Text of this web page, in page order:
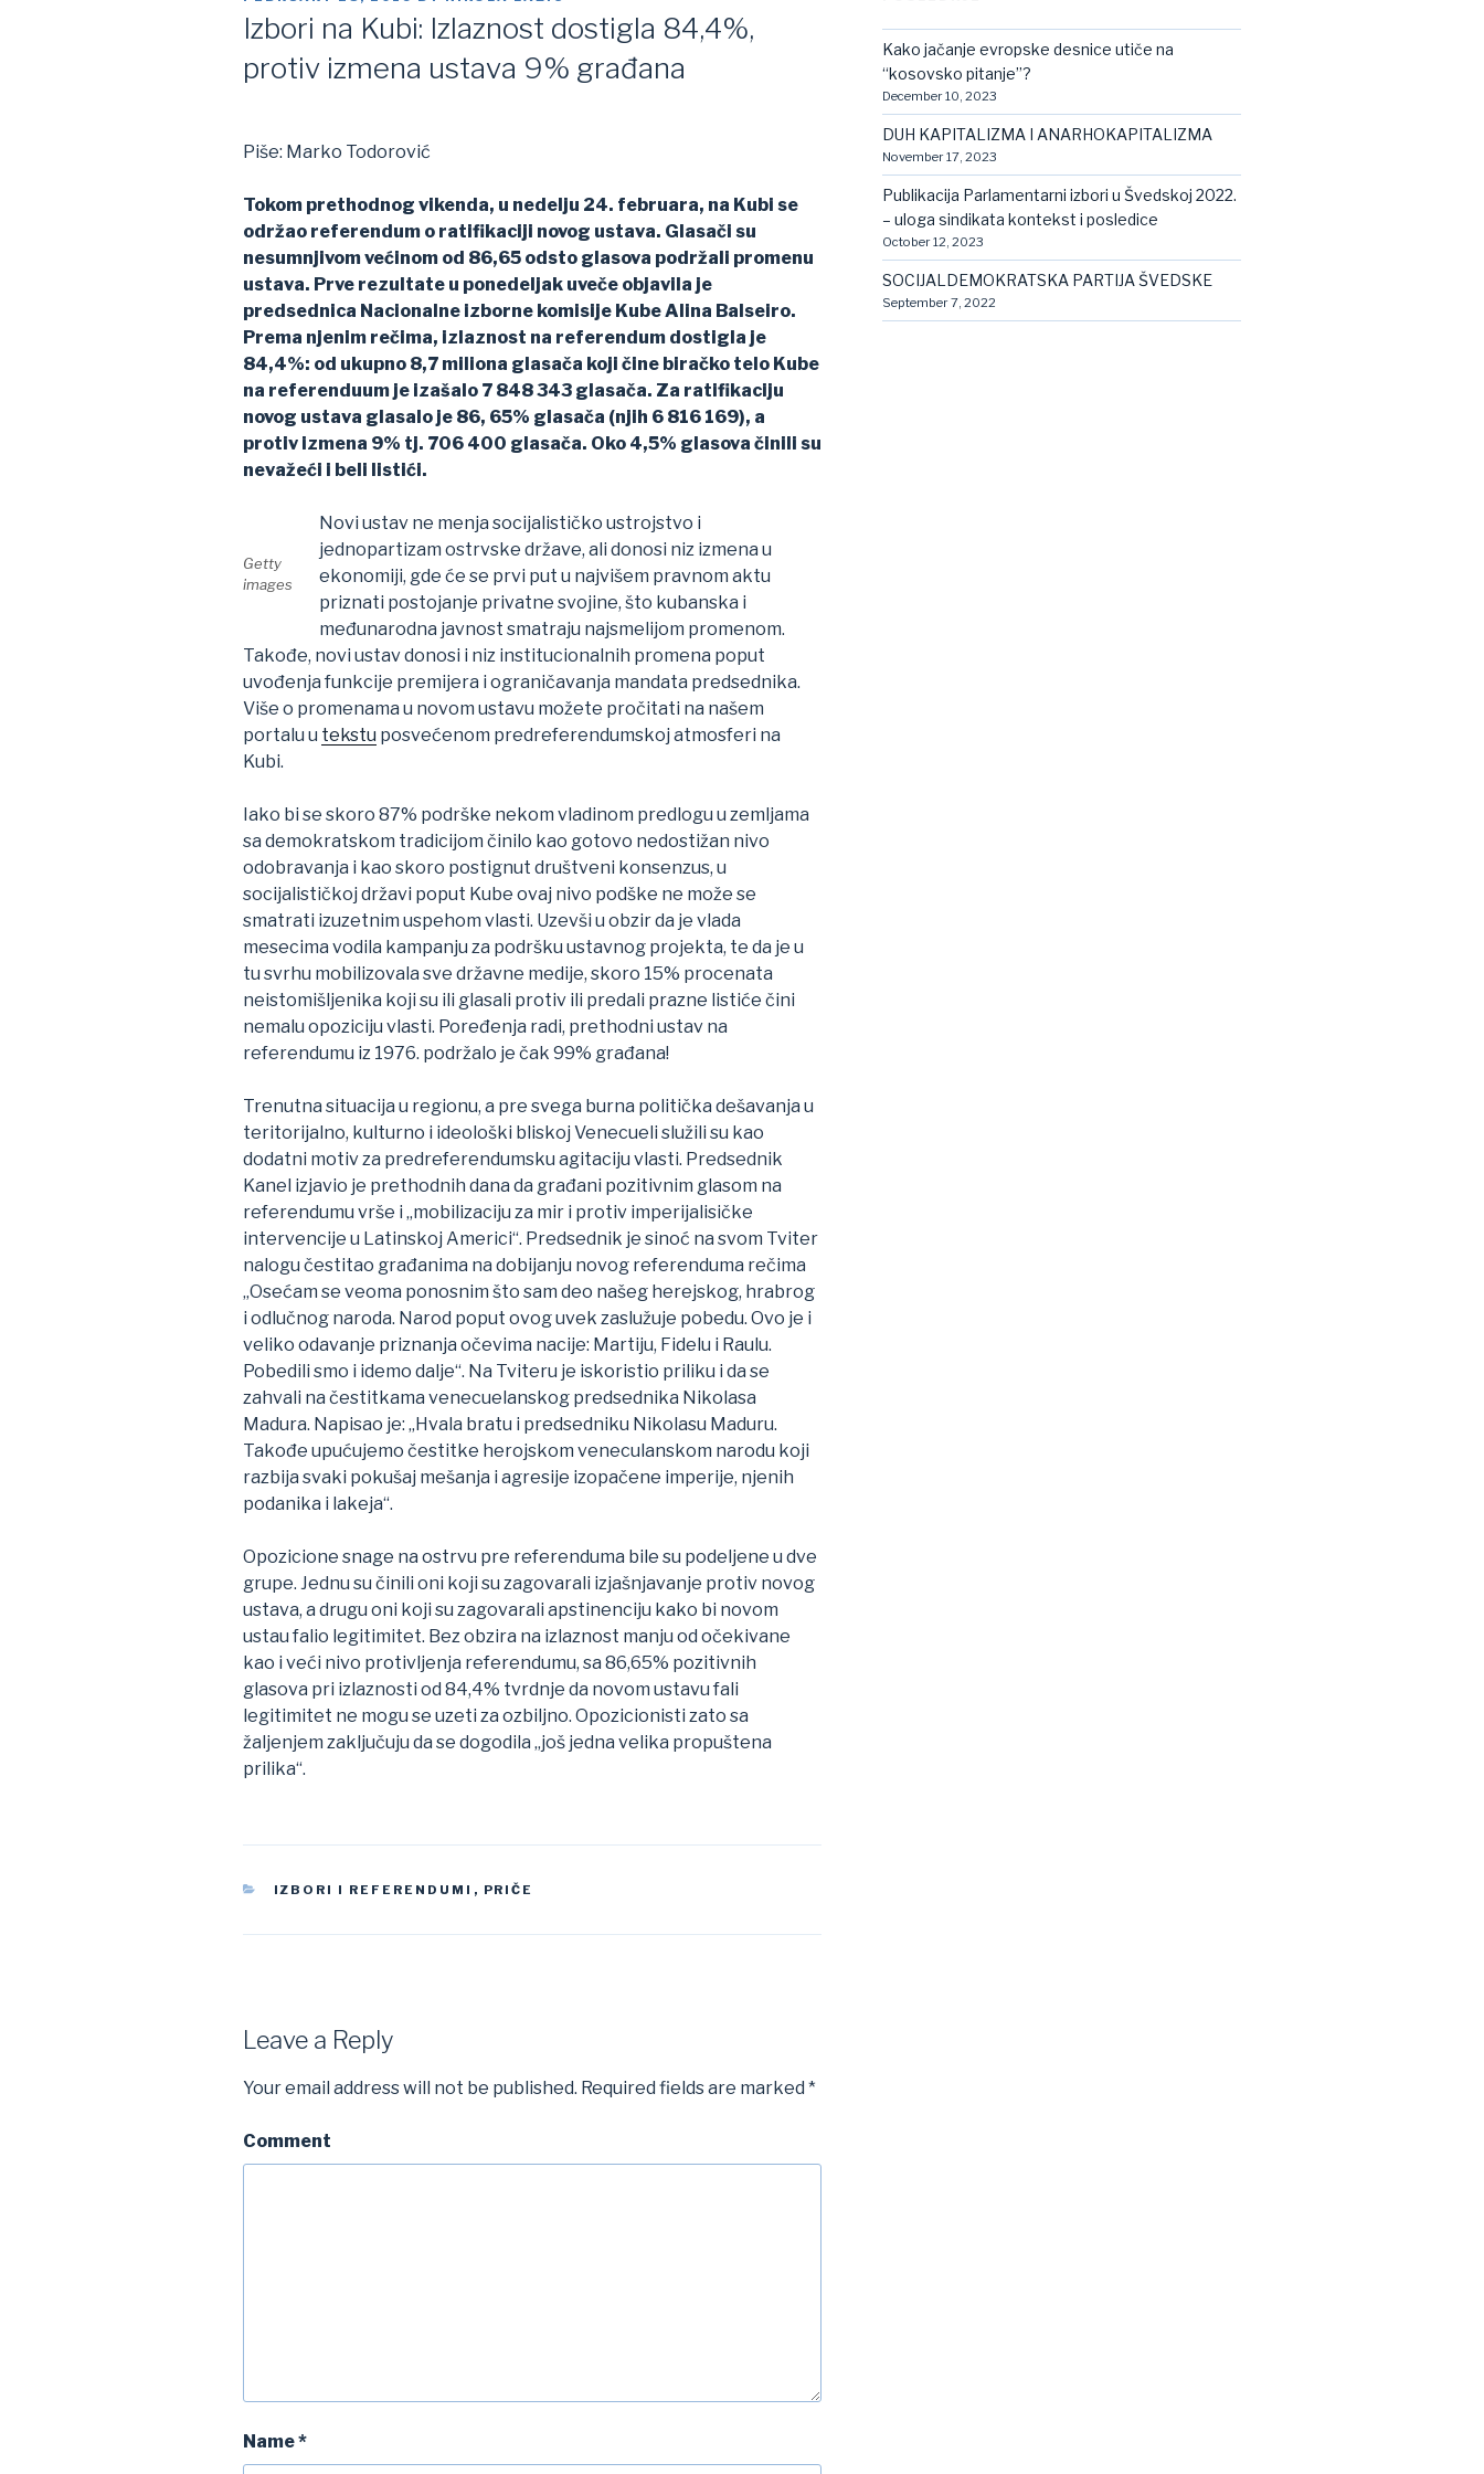
Izbori na Kubi: Izlaznost dostigla 84,4%,
protiv izmena ustava 9% građana
Piše: Marko Todorović
Tokom prethodnog vikenda, u nedelju 24. februara, na Kubi se
održao referendum o ratifikaciji novog ustava. Glasači su
nesumnjivom većinom od 86,65 odsto glasova podržali promenu
ustava. Prve rezultate u ponedeljak uveče objavila je
predsednica Nacionalne izborne komisije Kube Alina Balseiro.
Prema njenim rečima, izlaznost na referendum dostigla je
84,4%: od ukupno 8,7 miliona glasača koji čine biračko telo Kube
na referenduum je izašalo 7 848 343 glasača. Za ratifikaciju
novog ustava glasalo je 86, 65% glasača (njih 6 816 169), a
protiv izmena 9% tj. 706 400 glasača. Oko 4,5% glasova činili su
nevažeći i beli listići.
Getty
images
Novi ustav ne menja socijalističko ustrojstvo i
jednopartizam ostrvske države, ali donosi niz izmena u
ekonomiji, gde će se prvi put u najvišem pravnom aktu
priznati postojanje privatne svojine, što kubanska i
međunarodna javnost smatraju najsmelijom promenom.
Takođe, novi ustav donosi i niz institucionalnih promena poput
uvođenja funkcije premijera i ograničavanja mandata predsednika.
Više o promenama u novom ustavu možete pročitati na našem
portalu u tekstu posvećenom predreferendumskoj atmosferi na
Kubi.
Iako bi se skoro 87% podrške nekom vladinom predlogu u zemljama
sa demokratskom tradicijom činilo kao gotovo nedostižan nivo
odobravanja i kao skoro postignut društveni konsenzus, u
socijalističkoj državi poput Kube ovaj nivo podške ne može se
smatrati izuzetnim uspehom vlasti. Uzevši u obzir da je vlada
mesecima vodila kampanju za podršku ustavnog projekta, te da je u
tu svrhu mobilizovala sve državne medije, skoro 15% procenata
neistomišljenika koji su ili glasali protiv ili predali prazne listiće čini
nemalu opoziciju vlasti. Poređenja radi, prethodni ustav na
referendumu iz 1976. podržalo je čak 99% građana!
Trenutna situacija u regionu, a pre svega burna politička dešavanja u
teritorijalno, kulturno i ideološki bliskoj Venecueli služili su kao
dodatni motiv za predreferendumsku agitaciju vlasti. Predsednik
Kanel izjavio je prethodnih dana da građani pozitivnim glasom na
referendumu vrše i „mobilizaciju za mir i protiv imperijalisičke
intervencije u Latinskoj Americi“. Predsednik je sinoć na svom Tviter
nalogu čestitao građanima na dobijanju novog referenduma rečima
„Osećam se veoma ponosnim što sam deo našeg herejskog, hrabrog
i odlučnog naroda. Narod poput ovog uvek zaslužuje pobedu. Ovo je i
veliko odavanje priznanja očevima nacije: Martiju, Fidelu i Raulu.
Pobedili smo i idemo dalje“. Na Tviteru je iskoristio priliku i da se
zahvali na čestitkama venecuelanskog predsednika Nikolasa
Madura. Napisao je: „Hvala bratu i predsedniku Nikolasu Maduru.
Takođe upućujemo čestitke herojskom veneculanskom narodu koji
razbija svaki pokušaj mešanja i agresije izopačene imperije, njenih
podanika i lakeja“.
Opozicione snage na ostrvu pre referenduma bile su podeljene u dve
grupe. Jednu su činili oni koji su zagovarali izjašnjavanje protiv novog
ustava, a drugu oni koji su zagovarali apstinenciju kako bi novom
ustau falio legitimitet. Bez obzira na izlaznost manju od očekivane
kao i veći nivo protivljenja referendumu, sa 86,65% pozitivnih
glasova pri izlaznosti od 84,4% tvrdnje da novom ustavu fali
legitimitet ne mogu se uzeti za ozbiljno. Opozicionisti zato sa
žaljenjem zaključuju da se dogodila „još jedna velika propuštena
prilika“.
CATEGORIES
IZBORI I REFERENDUMI , PRIČE
Leave a Reply
Your email address will not be published. Required fields are marked *
Comment
Name*
Kako jačanje evropske desnice utiče na
“kosovsko pitanje”?
December 10, 2023
DUH KAPITALIZMA I ANARHOKAPITALIZMA
November 17, 2023
Publikacija Parlamentarni izbori u Švedskoj 2022.
– uloga sindikata kontekst i posledice
October 12, 2023
SOCIJALDEMOKRATSKA PARTIJA ŠVEDSKE
September 7, 2022